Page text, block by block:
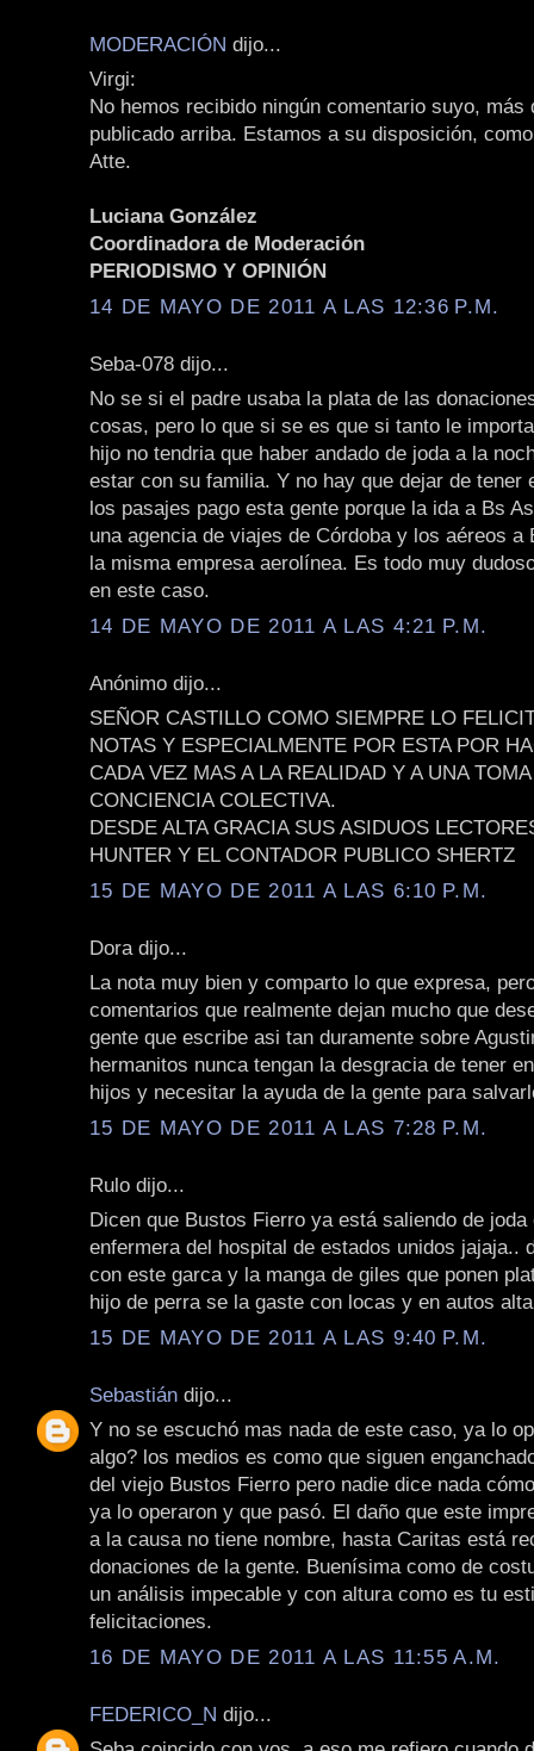
MODERACIÓN dijo...
Virgi:
No hemos recibido ningún comentario suyo, más
publicado arriba. Estamos a su disposición,
Atte.
Luciana González
Coordinadora de Moderación
PERIODISMO Y OPINIÓN
14 DE MAYO DE 2011 A LAS 12:36 P.M.
Seba-078 dijo...
No se si el padre usaba la plata de las
cosas, pero lo que si se es que si tanto le
hijo no tendria que haber andado de joda a la
estar con su familia. Y no hay que dejar de tener
los pasajes pago esta gente porque la ida a Bs
una agencia de viajes de Córdoba y los aéreos a
la misma empresa aerolínea. Es todo muy
en este caso.
14 DE MAYO DE 2011 A LAS 4:21 P.M.
Anónimo dijo...
SEÑOR CASTILLO COMO SIEMPRE LO
NOTAS Y ESPECIALMENTE POR ESTA POR
CADA VEZ MAS A LA REALIDAD Y A UNA
CONCIENCIA COLECTIVA.
DESDE ALTA GRACIA SUS ASIDUOS
HUNTER Y EL CONTADOR PUBLICO SHERTZ
15 DE MAYO DE 2011 A LAS 6:10 P.M.
Dora dijo...
La nota muy bien y comparto lo que expresa,
comentarios que realmente dejan mucho que
gente que escribe asi tan duramente sobre
hermanitos nunca tengan la desgracia de tener
hijos y necesitar la ayuda de la gente para
15 DE MAYO DE 2011 A LAS 7:28 P.M.
Rulo dijo...
Dicen que Bustos Fierro ya está saliendo de joda
enfermera del hospital de estados unidos jajaja..
con este garca y la manga de giles que ponen
hijo de perra se la gaste con locas y en autos
15 DE MAYO DE 2011 A LAS 9:40 P.M.
Sebastián dijo...
Y no se escuchó mas nada de este caso, ya lo
algo? los medios es como que siguen
del viejo Bustos Fierro pero nadie dice nada
ya lo operaron y que pasó. El daño que este
a la causa no tiene nombre, hasta Caritas está
donaciones de la gente. Buenísima como de
un análisis impecable y con altura como es tu
felicitaciones.
16 DE MAYO DE 2011 A LAS 11:55 A.M.
FEDERICO_N dijo...